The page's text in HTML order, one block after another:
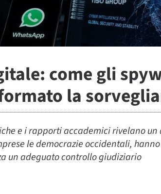
come gli
la
e i rapporti accademici rivelano
le democrazie occidentali,
un adeguato controllo giudiziario